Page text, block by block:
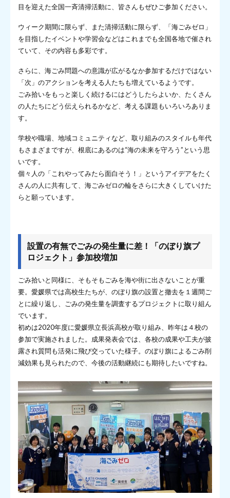
目を迎えた全国一斉清掃活動に、皆さんもぜひご参加ください。
ウィーク期間に限らず、また清掃活動に限らず、「海ごみゼロ」
を目指したイベントや学習会などはこれまでも全国各地で催され
ていて、その内容も多彩です。
さらに、海ごみ問題への意識が広がるなか参加するだけではない
「次」のアクションを考える人たちも増えているようです。
ごみ拾いをもっと楽しく続けるにはどうしたらよいか、たくさん
の人たちにどう伝えられるかなど、考える課題もいろいろありま
す。
学校や職場、地域コミュニティなど、取り組みのスタイルも年代
もさまざまですが、根底にあるのは“海の未来を守ろう”という思
いです。
個々人の「これやってみたら面白そう！」というアイデアをたく
さんの人に共有して、海ごみゼロの輪をさらに大きくしていけた
らと願っています。
設置の有無でごみの発生量に差！「のぼり旗プ
ロジェクト」参加校増加
ごみ拾いと同様に、そもそもごみを海や街に出さないことが重
要。愛媛県では高校生たちが、のぼり旗の設置と撤去を１週間ご
とに繰り返し、ごみの発生量を調査するプロジェクトに取り組ん
でいます。
初めは2020年度に愛媛県立長浜高校が取り組み、昨年は４校の
参加で実施されました。成果発表会では、各校の成果や工夫が披
露され質問も活発に飛び交っていた様子。のぼり旗によるごみ削
減効果も見られたので、今後の活動継続にも期待したいですね。